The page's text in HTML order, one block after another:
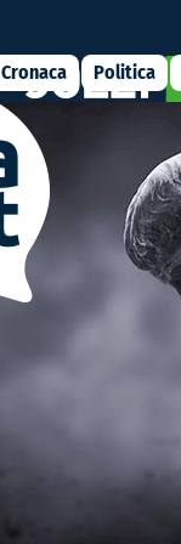
Cronaca Politica